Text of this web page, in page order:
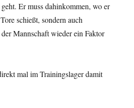
geht. Er muss dahinkommen, wo er
schießt, sondern auch
Mannschaft wieder ein Faktor
mal im Trainingslager damit